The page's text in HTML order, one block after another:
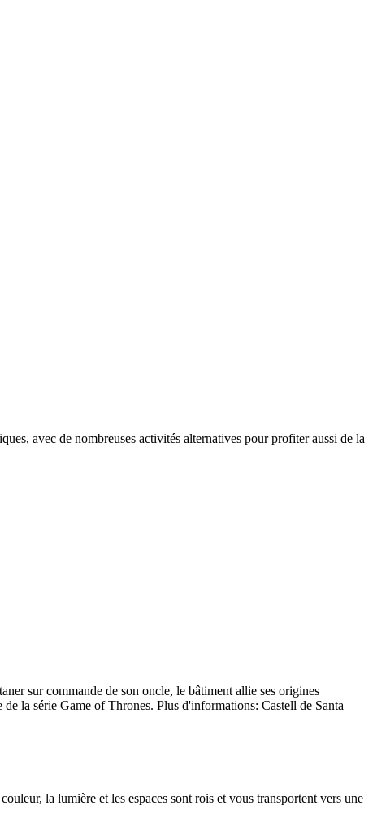
avec de nombreuses activités alternatives pour profiter aussi de la
sur commande de son oncle, le bâtiment allie ses origines
la série Game of Thrones. Plus d'informations: Castell de Santa
la lumière et les espaces sont rois et vous transportent vers une